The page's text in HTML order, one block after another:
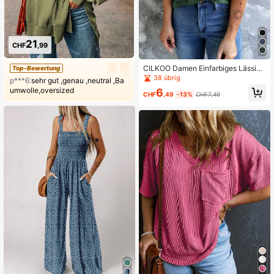
CHF21,99
Top-Bewertung
p***6:sehr gut ,genau ,neutral ,Ba
umwolle,oversized
CILKOO Damen Einfarbiges Lässige
s Vielseitiges Trägertop für den Som
mer
38 übrig
CHF6 ,49 -13% CHF7,49